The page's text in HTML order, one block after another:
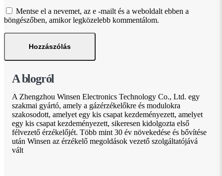
Mentse el a nevemet, az e -mailt és a weboldalt ebben a
böngészőben, amikor legközelebb kommentálom.
A blogról
A Zhengzhou Winsen Electronics Technology Co., Ltd. egy
szakmai gyártó, amely a gázérzékelőkre és modulokra
szakosodott, amelyet egy kis csapat kezdeményezett, amelyet
egy kis csapat kezdeményezett, sikeresen kidolgozta első
félvezető érzékelőjét. Több mint 30 év növekedése és bővítése
után Winsen az érzékelő megoldások vezető szolgáltatójává
vált